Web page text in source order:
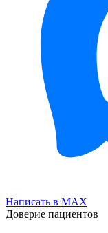
Написать в MAX
Доверие пациентов